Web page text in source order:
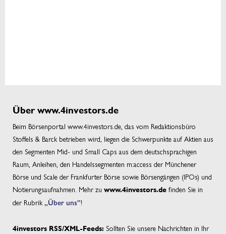
Über www.4investors.de
Beim Börsenportal www.4investors.de, das vom Redaktionsbüro
Stoffels & Barck betrieben wird, liegen die Schwerpunkte auf Aktien aus
den Segmenten Mid- und Small Caps aus dem deutschsprachigen
Raum, Anleihen, den Handelssegmenten m:access der Münchener
Börse und Scale der Frankfurter Börse sowie Börsengängen (IPOs) und
Notierungsaufnahmen. Mehr zu www.4investors.de finden Sie in
der Rubrik „Über uns”!
4investors RSS/XML-Feeds: Sollten Sie unsere Nachrichten in Ihr